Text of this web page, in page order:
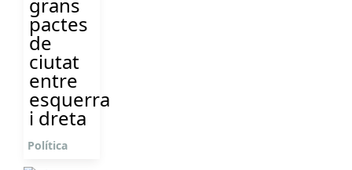
pactes
de
ciutat
entre
esquerra
i dreta
Política